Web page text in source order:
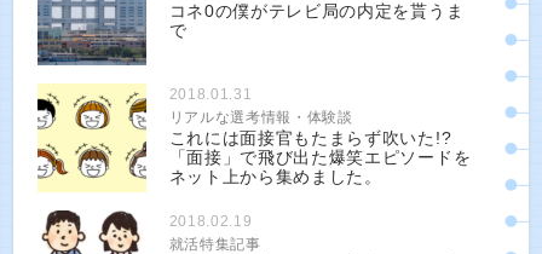
コネ0の僕がテレビ局の内定を貰うま
で
2018.01.31
リアルな選考情報・体験談
これには面接官もたまらず吹いた!?
「面接」で飛び出た爆笑エピソードを
ネット上から集めました。
2018.02.19
就活特集記事